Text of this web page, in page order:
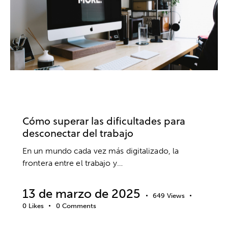
Cómo superar las dificultades para
desconectar del trabajo
En un mundo cada vez más digitalizado, la
frontera entre el trabajo y…
13 de marzo de 2025 649 Views
0 Likes 0 Comments